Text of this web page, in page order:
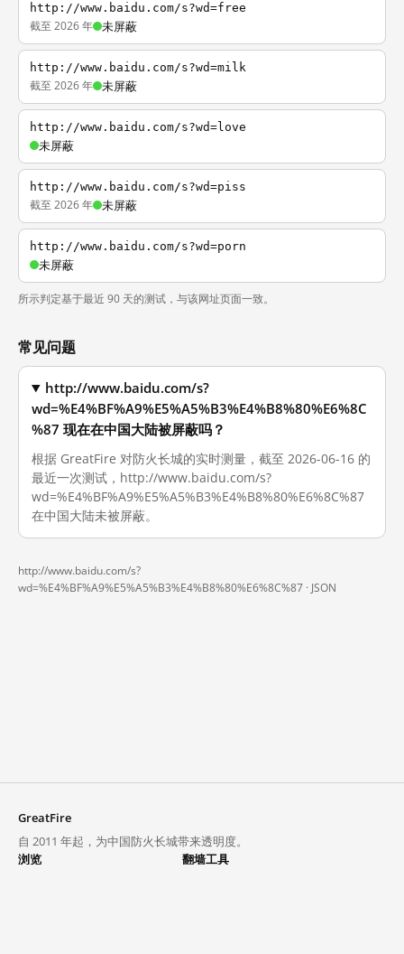
http://www.baidu.com/s?wd=free
截至 2026 年 未屏蔽
http://www.baidu.com/s?wd=milk
截至 2026 年 未屏蔽
http://www.baidu.com/s?wd=love
未屏蔽
http://www.baidu.com/s?wd=piss
截至 2026 年 未屏蔽
http://www.baidu.com/s?wd=porn
未屏蔽
所示判定基于最近 90 天的测试，与该网址页面一致。
常见问题
http://www.baidu.com/s?
wd=%E4%BF%A9%E5%A5%B3%E4%B8%80%E6%8C
%87 现在在中国大陆被屏蔽吗？
根据 GreatFire 对防火长城的实时测量，截至 2026-06-16 的
最近一次测试，http://www.baidu.com/s?
wd=%E4%BF%A9%E5%A5%B3%E4%B8%80%E6%8C%87
在中国大陆未被屏蔽。
http://www.baidu.com/s?
wd=%E4%BF%A9%E5%A5%B3%E4%B8%80%E6%8C%87 · JSON
GreatFire
自 2011 年起，为中国防火长城带来透明度。
浏览
翻墙工具